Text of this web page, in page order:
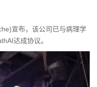
宣布，该公司已与病理学
达成协议。